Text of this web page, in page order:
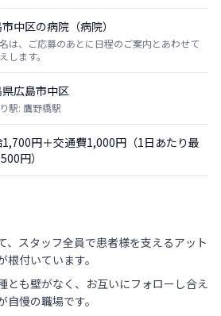
中区の病院（病院）
は、ご応募のあとに日程のご案内とあわせて
します。
広島市中区
駅: 鷹野橋駅
円＋交通費1,000円（1日あたり最
円）
、スタッフ全員で患者様を支えるアット
付いています。
とも壁がなく、お互いにフォローし合え
慢の職場です。